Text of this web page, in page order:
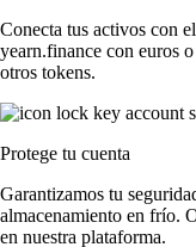
Conecta tus activos con
yearn.finance con euros
otros tokens.
Protege tu cuenta
Garantizamos tu
almacenamiento en frío.
en nuestra plataforma.